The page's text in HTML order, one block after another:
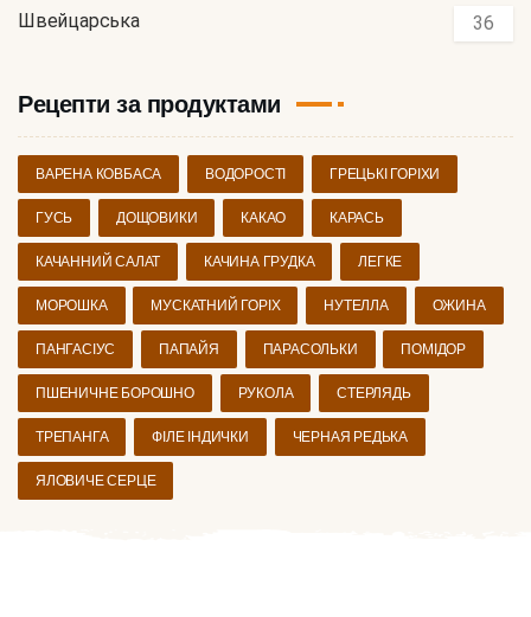
Швейцарська 36
Рецепти за продуктами
ВАРЕНА КОВБАСА ВОДОРОСТІ ГРЕЦЬКІ ГОРІХИ
ГУСЬ ДОЩОВИКИ КАКАО КАРАСЬ
КАЧАННИЙ САЛАТ КАЧИНА ГРУДКА ЛЕГКЕ
МОРОШКА МУСКАТНИЙ ГОРІХ НУТЕЛЛА ОЖИНА
ПАНГАСІУС ПАПАЙЯ ПАРАСОЛЬКИ ПОМІДОР
ПШЕНИЧНЕ БОРОШНО РУКОЛА СТЕРЛЯДЬ
ТРЕПАНГА ФІЛЕ ІНДИЧКИ ЧЕРНАЯ РЕДЬКА
ЯЛОВИЧЕ СЕРЦЕ